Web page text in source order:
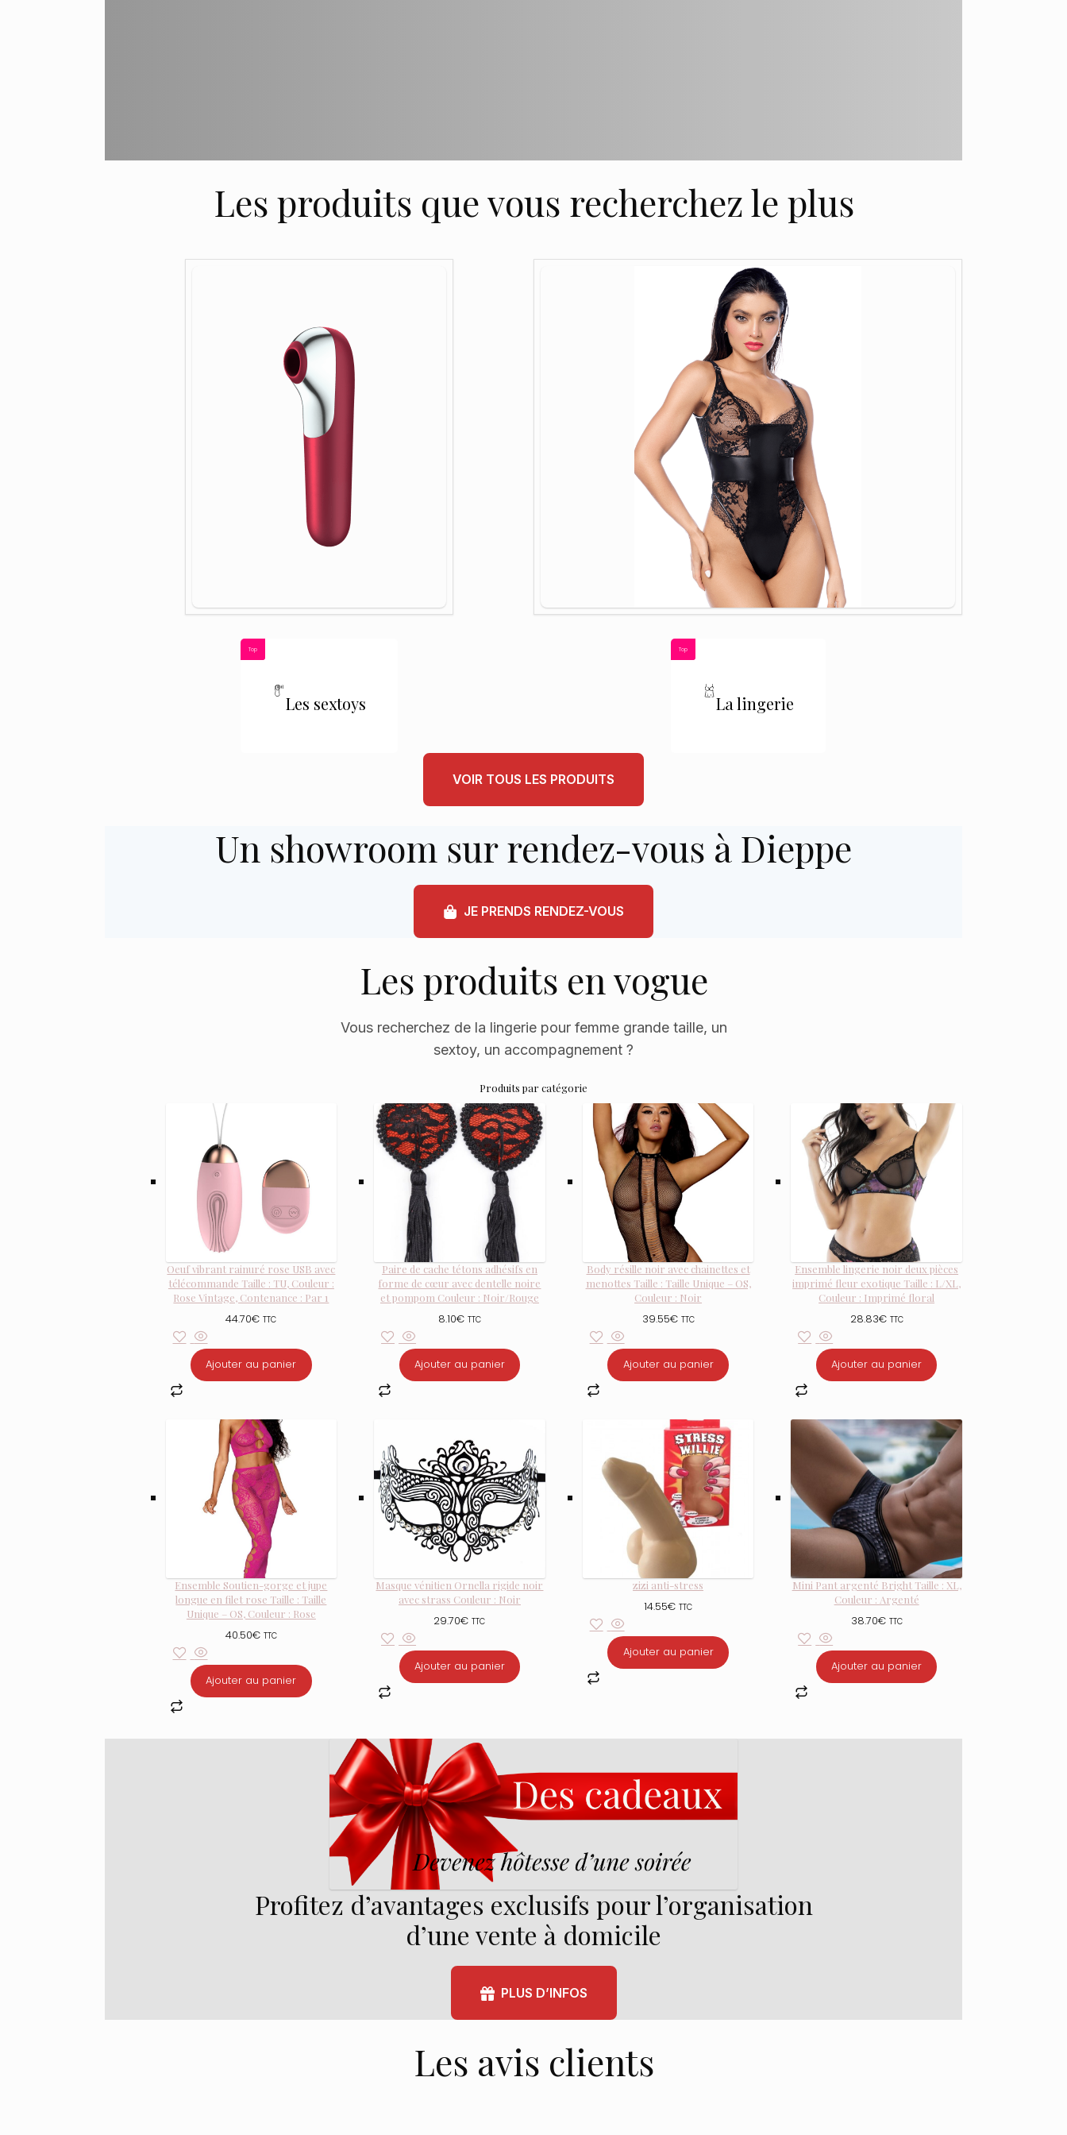
Les produits que vous recherchez le plus
Les sextoys
Top
La lingerie
Top
VOIR TOUS LES PRODUITS
Un showroom sur rendez-vous à Dieppe
JE PRENDS RENDEZ-VOUS
Les produits en vogue
Vous recherchez de la lingerie pour femme grande taille, un
sextoy, un accompagnement ?
Produits par catégorie
Oeuf vibrant rainuré rose USB avec
télécommande Taille : TU, Couleur :
Rose Vintage, Contenance : Par 1
44.70€ TTC
Ajouter au panier
Paire de cache tétons adhésifs en
forme de cœur avec dentelle noire
et pompom Couleur : Noir/Rouge
8.10€ TTC
Ajouter au panier
Body résille noir avec chainettes et
menottes Taille : Taille Unique – OS,
Couleur : Noir
39.55€ TTC
Ajouter au panier
Ensemble lingerie noir deux pièces
imprimé fleur exotique Taille : L/XL,
Couleur : Imprimé floral
28.83€ TTC
Ajouter au panier
Ensemble Soutien-gorge et jupe
longue en filet rose Taille : Taille
Unique – OS, Couleur : Rose
40.50€ TTC
Ajouter au panier
Masque vénitien Ornella rigide noir
avec strass Couleur : Noir
29.70€ TTC
Ajouter au panier
zizi anti-stress
14.55€ TTC
Ajouter au panier
Mini Pant argenté Bright Taille : XL,
Couleur : Argenté
38.70€ TTC
Ajouter au panier
Profitez d’avantages exclusifs pour l’organisation
d’une vente à domicile
PLUS D’INFOS
Les avis clients